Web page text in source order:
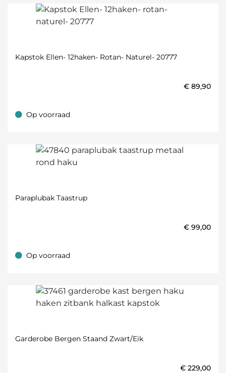
Kapstok Ellen- 12haken- Rotan- Naturel- 20777
€ 89,90
Op voorraad
Op voorraad
Paraplubak Taastrup
€ 99,00
Op voorraad
Op voorraad
Garderobe Bergen Staand Zwart/eik
€ 229,00